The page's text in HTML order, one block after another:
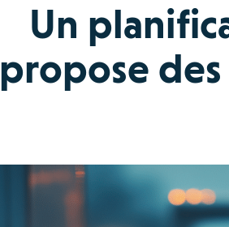
Un
propose